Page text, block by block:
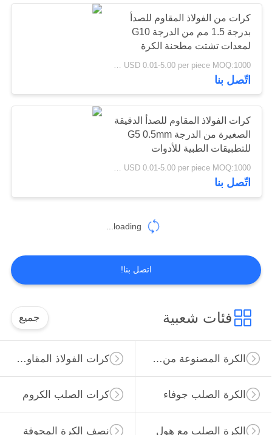
كرات الألومنيوم
الصلبة
12
كرات النحاس الصلب
12
كرات بلاستيكية
مجوفة
16
كرات من الفولاذ المقاوم للصدأ
بدرجة 1.5 مم من الدرجة G10
لمعدات تشتت مطحنة الكرة
المختبرية
اتّصل بنا
كرات الفولاذ المقاوم للصدأ الدقيقة
الصغيرة من الدرجة G5 0.5mm
للتطبيقات الطبية للأدوات
USD 0.01-5.00 per piece MOQ:1000 قطعة
اتّصل بنا
loading...
اتصل بنا!
فئات شعبية جميع
كرات الفولاذ المقاوم للصدأ الكرة المصنوعة من الصلب الكربوني
كرات الصلب الكروم الكرة الصلب جوفاء
نصف الكرة المجوفة الكرة الصلب مع هول